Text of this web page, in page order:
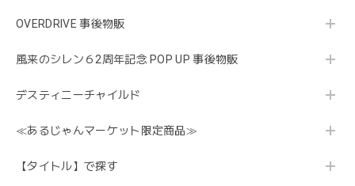
OVERDRIVE 事後物販
風来のシレン６2周年記念 POP UP 事後物販
デスティニーチャイルド
≪あるじゃんマーケット限定商品≫
【タイトル】で探す